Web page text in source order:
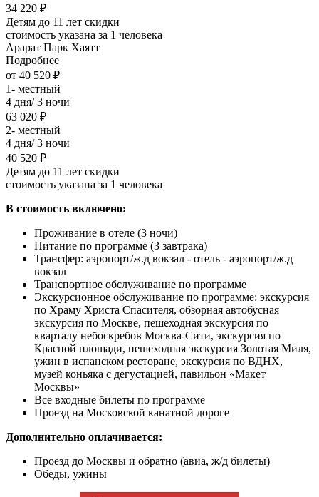
34 220 ₽
Детям до 11 лет скидки
стоимость указана за 1 человека
Арарат Парк Хаятт
Подробнее
от 40 520 ₽
1- местный
4 дня/ 3 ночи
63 020 ₽
2- местный
4 дня/ 3 ночи
40 520 ₽
Детям до 11 лет скидки
стоимость указана за 1 человека
В стоимость включено:
Проживание в отеле (3 ночи)
Питание по программе (3 завтрака)
Трансфер: аэропорт/ж.д вокзал - отель - аэропорт/ж.д
вокзал
Транспортное обслуживание по программе
Экскурсионное обслуживание по программе: экскурсия
по Храму Христа Спасителя, обзорная автобусная
экскурсия по Москве, пешеходная экскурсия по
кварталу небоскребов Москва-Сити, экскурсия по
Красной площади, пешеходная экскурсия Золотая Миля,
ужин в испанском ресторане, экскурсия по ВДНХ,
музей коньяка с дегустацией, павильон «Макет
Москвы»
Все входные билеты по программе
Проезд на Московской канатной дороге
Дополнительно оплачивается:
Проезд до Москвы и обратно (авиа, ж/д билеты)
Обеды, ужины